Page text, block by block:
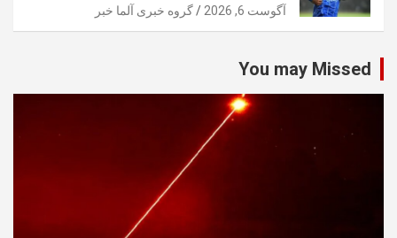
آگوست 6, 2026 گروه خبری آلما خبر
You may Missed